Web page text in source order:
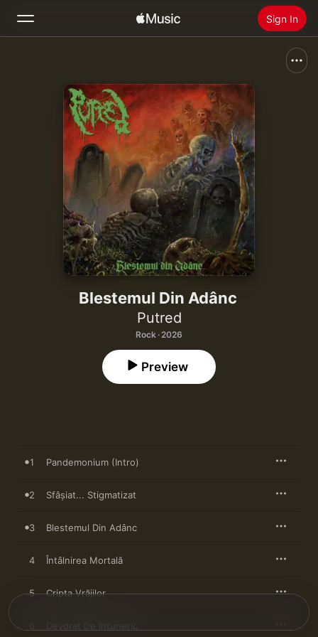
Sign In
Home
Radio
Install Apple Music
Blestemul Din Adânc
Putred
Rock · 2026
Preview
1 Pandemonium (Intro)
2 Sfâșiat... Stigmatizat
3 Blestemul Din Adânc
4 Întâlnirea Mortală
5 Cripta Vrăjilor
Devorat De Întuneric